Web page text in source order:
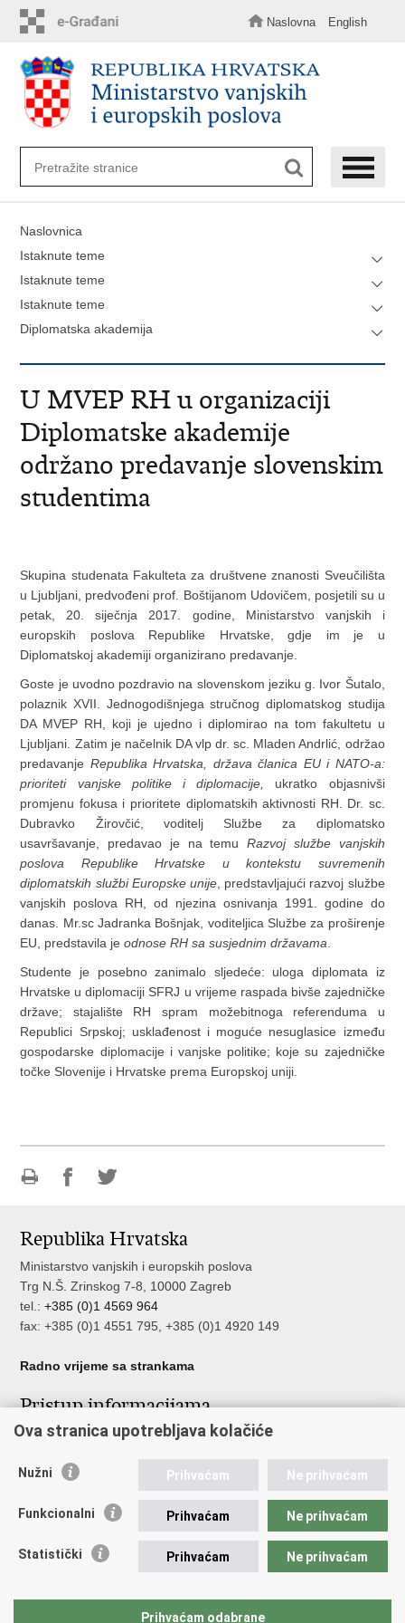
sadržaj
Naslovna English
Naslovnica
Istaknute teme
Istaknute teme
Istaknute teme
Diplomatska akademija
U MVEP RH u organizaciji
Diplomatske akademije
održano predavanje slovenskim
studentima
Skupina studenata Fakulteta za društvene znanosti Sveučilišta
u Ljubljani, predvođeni prof. Boštijanom Udovičem, posjetili su u
petak, 20. siječnja 2017. godine, Ministarstvo vanjskih i
europskih poslova Republike Hrvatske, gdje im je u
Diplomatskoj akademiji organizirano predavanje.
Goste je uvodno pozdravio na slovenskom jeziku g. Ivor Šutalo,
polaznik XVII. Jednogodišnjega stručnog diplomatskog studija
DA MVEP RH, koji je ujedno i diplomirao na tom fakultetu u
Ljubljani. Zatim je načelnik DA vlp dr. sc. Mladen Andrlić, održao
predavanje Republika Hrvatska, država članica EU i NATO-a:
prioriteti vanjske politike i diplomacije,
ukratko objasnivši
promjenu fokusa i prioritete diplomatskih aktivnosti RH. Dr. sc.
Dubravko Žirovčić, voditelj Službe za diplomatsko
usavršavanje, predavao je na temuRazvoj službe vanjskih
poslova Republike Hrvatske u kontekstu suvremenih
diplomatskih službi Europske unije , predstavljajući razvoj službe
vanjskih poslova RH, od njezina osnivanja 1991. godine do
danas. Mr.sc Jadranka Bošnjak, voditeljica Službe za proširenje
EU, predstavila jeodnose RH sa susjednim državama
Studente je posebno zanimalo sljedeće: uloga diplomata iz
Hrvatske u diplomaciji SFRJ u vrijeme raspada bivše zajedničke
države; stajalište RH spram možebitnoga referenduma u
Republici Srpskoj; usklađenost i moguće nesuglasice između
gospodarske diplomacije i vanjske politike; koje su zajedničke
točke Slovenije i Hrvatske prema Europskoj uniji.
Facebooku
Twitteru
Republika Hrvatska
Ministarstvo vanjskih i europskih poslova
Trg N.Š. Zrinskog 7-8, 10000 Zagreb
tel.:+385 (0)1 4569 964
fax: +385 (0)1 4551 795, +385 (0)1 4920 149
Radno vrijeme sa strankama
Pristup informacijama
Pristup informacijama
Nepravilnosti
Javna nabava u MVEP-u
Nadzor rada i unutarnja revizija službe vanjskih poslova
Ova stranica upotrebljava kolačiće
Nužni Prihvaćam Ne prihvaćam
Funkcionalni Prihvaćam Ne prihvaćam
Statistički Prihvaćam Ne prihvaćam
Prihvaćam odabrane